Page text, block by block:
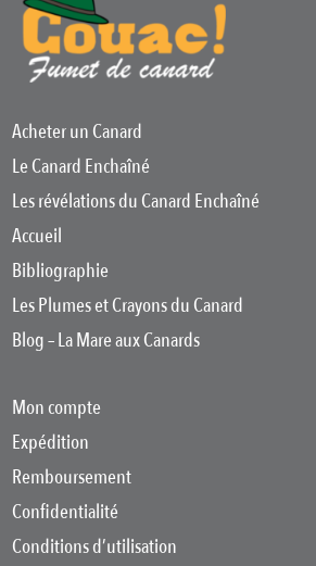
Acheter un Canard
Le Canard Enchaîné
Les révélations du Canard Enchaîné
Accueil
Bibliographie
Les Plumes et Crayons du Canard
Blog – La Mare aux Canards
Mon compte
Expédition
Remboursement
Confidentialité
Conditions d’utilisation